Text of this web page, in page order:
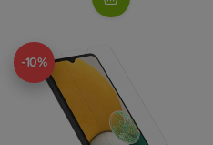
-10%